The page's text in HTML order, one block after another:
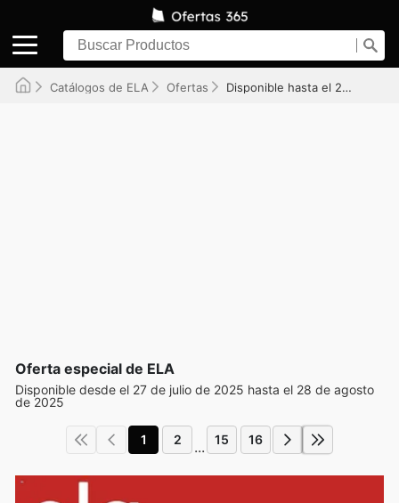
Catálogos de ELA Ofertas Disponible hasta el 28/08/2025
Oferta especial de ELA
Disponible desde el 27 de julio de 2025 hasta el 28 de agosto
de 2025
1 2 ... 15 16